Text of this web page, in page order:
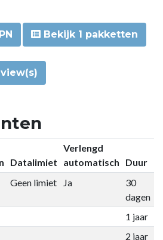
Bekijk 1 pakketten
Datalimiet
Verlengd
automatisch
Duur
Geen limiet Ja
30
dagen
1 jaar
2 jaar